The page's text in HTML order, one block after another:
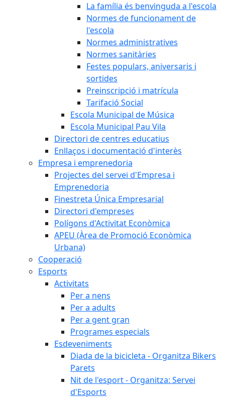
La família és benvinguda a l'escola
Normes de funcionament de
l'escola
Normes administratives
Normes sanitàries
Festes populars, aniversaris i
sortides
Preinscripció i matrícula
Tarifació Social
Escola Municipal de Música
Escola Municipal Pau Vila
Directori de centres educatius
Enllaços i documentació d'interès
Empresa i emprenedoria
Projectes del servei d'Empresa i
Emprenedoria
Finestreta Única Empresarial
Directori d'empreses
Polígons d'Activitat Econòmica
APEU (Àrea de Promoció Econòmica
Urbana)
Cooperació
Esports
Activitats
Per a nens
Per a adults
Per a gent gran
Programes especials
Esdeveniments
Diada de la bicicleta - Organitza Bikers
Parets
Nit de l'esport - Organitza: Servei
d'Esports